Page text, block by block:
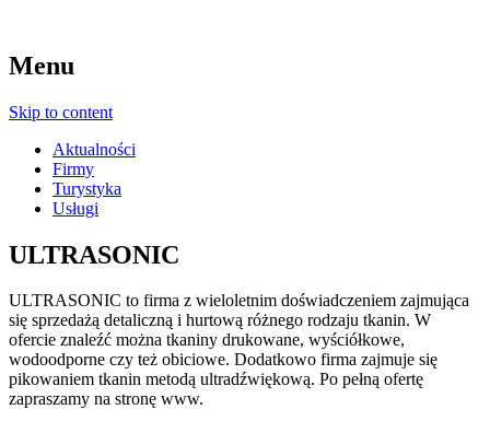
Menu
Skip to content
Aktualności
Firmy
Turystyka
Usługi
ULTRASONIC
ULTRASONIC to firma z wieloletnim doświadczeniem zajmująca
się sprzedażą detaliczną i hurtową różnego rodzaju tkanin. W
ofercie znaleźć można tkaniny drukowane, wyściółkowe,
wodoodporne czy też obiciowe. Dodatkowo firma zajmuje się
pikowaniem tkanin metodą ultradźwiękową. Po pełną ofertę
zapraszamy na stronę www.